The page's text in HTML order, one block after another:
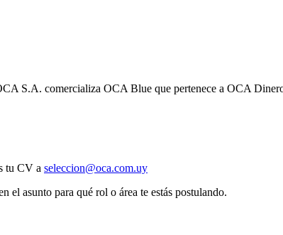
S.A. comercializa OCA Blue que pertenece a OCA
tu CV a seleccion@oca.com.uy
el asunto para qué rol o área te estás postulando.